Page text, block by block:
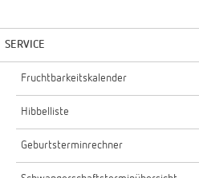
SERVICE
Fruchtbarkeitskalender
Hibbelliste
Geburtsterminrechner